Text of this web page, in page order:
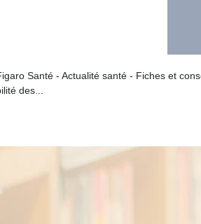
Santé - Actualité santé - Fiches et
des...